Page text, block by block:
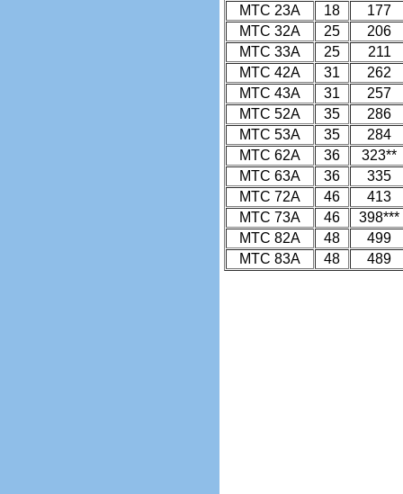
MTC 23A
18
177
MTC 32A
25
206
MTC 33A
25
211
MTC 42A
31
262
MTC 43A
31
257
MTC 52A
35
286
MTC 53A
35
284
MTC 62A
36
323**
MTC 63A
36
335
MTC 72A
46
413
MTC 73A
46
398***
MTC 82A
48
499
MTC 83A
48 489